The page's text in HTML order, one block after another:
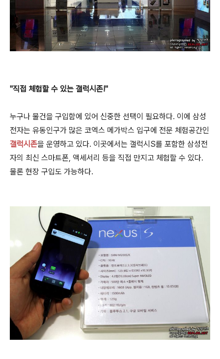
"직접 체험할 수 있는 갤럭시존!"
누구나 물건을 구입함에 있어 신중한 선택이 필요하다. 이에 삼성
전자는 유동인구가 많은 코엑스 메가박스 입구에 전문 체험공간인
갤럭시존을 운영하고 있다. 이곳에서는 갤럭시S를 포함한 삼성전
자의 최신 스마트폰, 액세서리 등을 직접 만지고 체험할 수 있다.
물론 현장 구입도 가능하다.